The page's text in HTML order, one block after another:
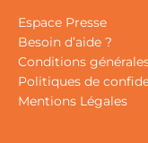
Espace Presse
Besoin d’aide ?
Conditions
Politiques de
Mentions Légales